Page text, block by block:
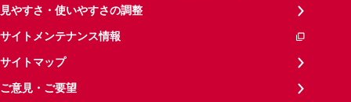
見やすさ・使いやすさの調整
サイトメンテナンス情報
サイトマップ
ご意見・ご要望